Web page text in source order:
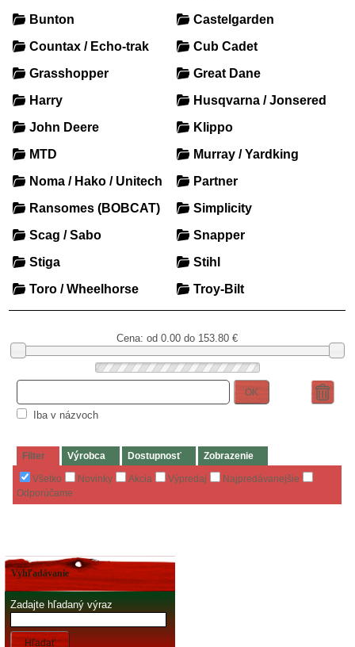
Bunton
Castelgarden
Countax / Echo-trak
Cub Cadet
Grasshopper
Great Dane
Harry
Husqvarna / Jonsered
John Deere
Klippo
MTD
Murray / Yardking
Noma / Hako / Unitech
Partner
Ransomes (BOBCAT)
Simplicity
Scag / Sabo
Snapper
Stiga
Stihl
Toro / Wheelhorse
Troy-Bilt
Cena: od 0.00 do 153.80€
OK
Iba v názvoch
Filter Výrobca Dostupnosť Zobrazenie
Všetko Novinky Akcia Výpredaj
Najpredávanejšie
Odporúčame
Vyhľadávanie
Zadajte hľadaný výraz
Hľadať